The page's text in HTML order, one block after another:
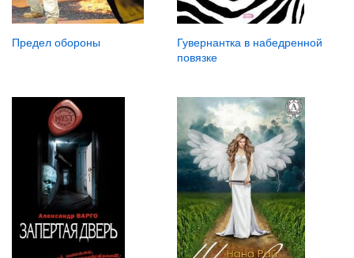
Предел обороны
Гувернантка в набедренной
повязке